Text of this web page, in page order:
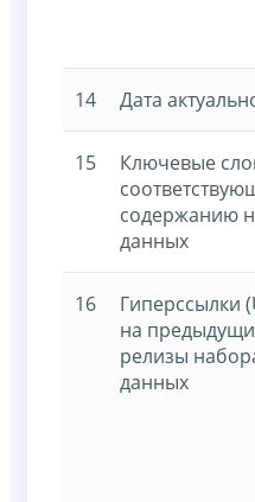
14 Дата
15
Ключевые
содержанию
данных
16
Гиперссылки
на
релизы
данных